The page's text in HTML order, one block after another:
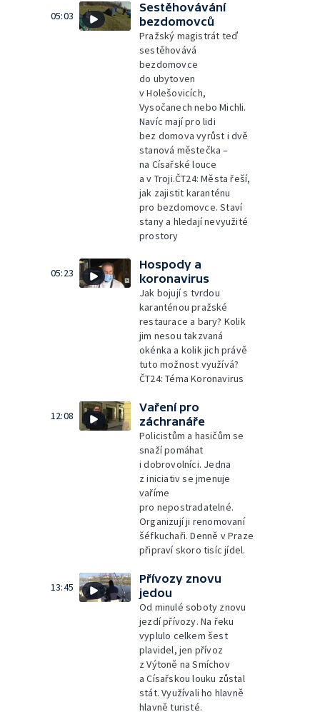
05:03
Sestěhovávání
bezdomovců
Pražský magistrát teď
sestěhovává
bezdomovce
do ubytoven
v Holešovicích,
Vysočanech nebo Michli.
Navíc mají pro lidi
bez domova vyrůst i dvě
stanová městečka –
na Císařské louce
a v Troji.ČT24: Města řeší,
jak zajistit karanténu
pro bezdomovce. Staví
stany a hledají nevyužité
prostory
05:23
Hospody a
koronavirus
Jak bojují s tvrdou
karanténou pražské
restaurace a bary? Kolik
jim nesou takzvaná
okénka a kolik jich právě
tuto možnost využívá?
ČT24: Téma Koronavirus
12:08
Vaření pro
záchranáře
Policistům a hasičům se
snaží pomáhat
i dobrovolníci. Jedna
z iniciativ se jmenuje
vaříme
pro nepostradatelné.
Organizují ji renomovaní
šéfkuchaři. Denně v Praze
připraví skoro tisíc jídel.
13:45
Přívozy znovu
jedou
Od minulé soboty znovu
jezdí přívozy. Na řeku
vyplulo celkem šest
plavidel, jen přívoz
z Výtoně na Smíchov
a Císařskou louku zůstal
stát. Využívali ho hlavně
hlavně turisté.